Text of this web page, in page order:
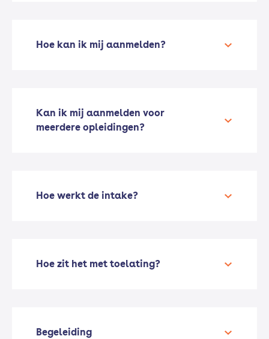
Hoe kan ik mij aanmelden?
Kan ik mij aanmelden voor
meerdere opleidingen?
Hoe werkt de intake?
Hoe zit het met toelating?
Begeleiding